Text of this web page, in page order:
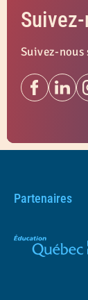
Suivez-nous
Partenaires